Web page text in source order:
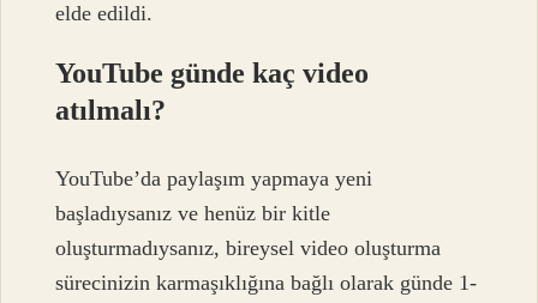
elde edildi.
YouTube günde kaç video
atılmalı?
YouTube’da paylaşım yapmaya yeni
başladıysanız ve henüz bir kitle
oluşturmadıysanız, bireysel video oluşturma
sürecinizin karmaşıklığına bağlı olarak günde 1-